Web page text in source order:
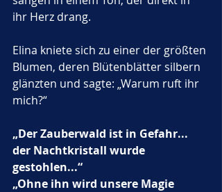
ihr Herz drang.
Elina kniete sich zu einer der größten
Blumen, deren Blütenblätter silbern
glänzten und sagte: „Warum ruft ihr
mich?“
„Der Zauberwald ist in Gefahr...
der Nachtkristall wurde
gestohlen...“
„Ohne ihn wird unsere Magie